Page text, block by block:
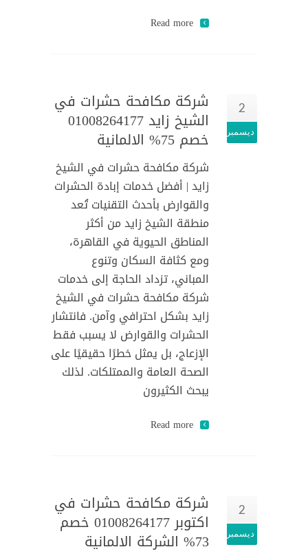
Read more
2
ديسمبر
شركة مكافحة حشرات في
الشيخ زايد 01008264177
خصم 75% الالمانية
شركة مكافحة حشرات في الشيخ
زايد | أفضل خدمات إبادة الحشرات
والقوارض بأحدث التقنيات تُعد
منطقة الشيخ زايد من أكثر
المناطق الحيوية في القاهرة،
ومع كثافة السكان وتنوع
المباني، تزداد الحاجة إلى خدمات
شركة مكافحة حشرات في الشيخ
زايد بشكل احترافي وآمن. فانتشار
الحشرات والقوارض لا يسبب فقط
الإزعاج، بل يمثل خطرًا حقيقيًا على
الصحة العامة والممتلكات. لذلك
يبحث الكثيرون
Read more
2
ديسمبر
شركة مكافحة حشرات في
اكتوبر 01008264177 خصم
73% الشركة الالمانية